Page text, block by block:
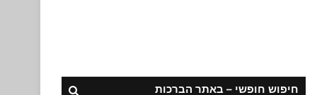
חיפוש חופשי – באתר הברכות